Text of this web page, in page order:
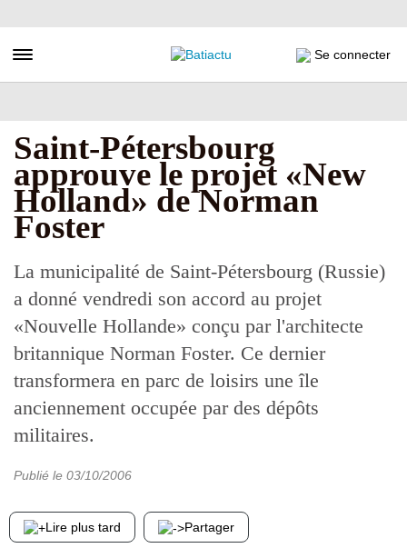
au
principal
Toggle navigation Se connecter
Saint-Pétersbourg
approuve le projet «New
Holland» de Norman
Foster
La municipalité de Saint-Pétersbourg (Russie)
a donné vendredi son accord au projet
«Nouvelle Hollande» conçu par l'architecte
britannique Norman Foster. Ce dernier
transformera en parc de loisirs une île
anciennement occupée par des dépôts
militaires.
Publié le 03/10/2006
Lire plus tard Partager